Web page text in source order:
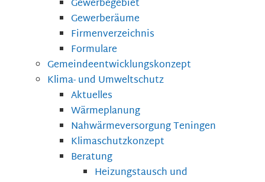
Gewerbegebiet
Gewerberäume
Firmenverzeichnis
Formulare
Gemeindeentwicklungskonzept
Klima- und Umweltschutz
Aktuelles
Wärmeplanung
Nahwärmeversorgung Teningen
Klimaschutzkonzept
Beratung
Heizungstausch und